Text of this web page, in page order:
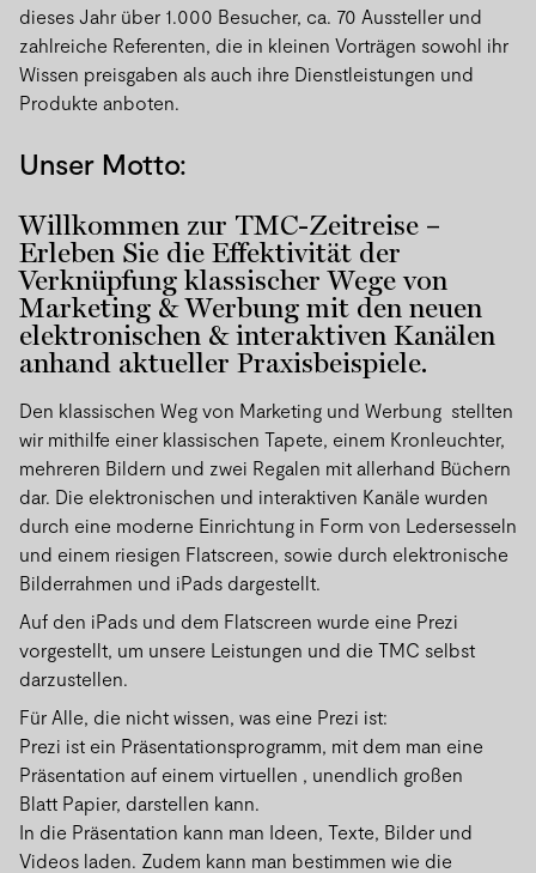
dieses Jahr über 1.000 Besucher, ca. 70 Aussteller und
zahlreiche Referenten, die in kleinen Vorträgen sowohl ihr
Wissen preisgaben als auch ihre Dienstleistungen und
Produkte anboten.
Unser Motto:
Willkommen zur TMC-Zeitreise –
Erleben Sie die Effektivität der
Verknüpfung klassischer Wege von
Marketing & Werbung mit den neuen
elektronischen & interaktiven Kanälen
anhand aktueller Praxisbeispiele.
Den klassischen Weg von Marketing und Werbung stellten
wir mithilfe einer klassischen Tapete, einem Kronleuchter,
mehreren Bildern und zwei Regalen mit allerhand Büchern
dar. Die elektronischen und interaktiven Kanäle wurden
durch eine moderne Einrichtung in Form von Ledersesseln
und einem riesigen Flatscreen, sowie durch elektronische
Bilderrahmen und iPads dargestellt.
Auf den iPads und dem Flatscreen wurde eine Prezi
vorgestellt, um unsere Leistungen und die TMC selbst
darzustellen.
Für Alle, die nicht wissen, was eine Prezi ist:
Prezi ist ein Präsentationsprogramm, mit dem man eine
Präsentation auf einem virtuellen , unendlich großen
Blatt Papier, darstellen kann.
In die Präsentation kann man Ideen, Texte, Bilder und
Videos laden. Zudem kann man bestimmen wie die